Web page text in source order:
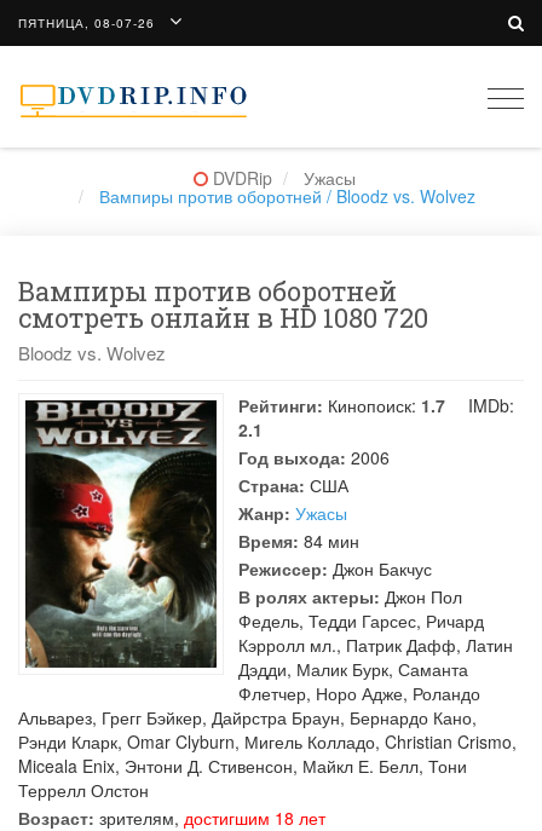
ПЯТНИЦА, 08-07-26
DVDRip Ужасы
Вампиры против оборотней / Bloodz vs. Wolvez
Вампиры против оборотней
смотреть онлайн в HD 1080 720
Bloodz vs. Wolvez
Рейтинги: Кинопоиск: 1.7
IMDb:
2.1
Год выхода: 2006
Страна: США
Жанр: Ужасы
Время: 84 мин
Режиссер: Джон Бакчус
В ролях актеры: Джон Пол
Федель, Тедди Гарсес, Ричард
Кэрролл мл., Патрик Дафф, Латин
Дэдди, Малик Бурк, Саманта
Флетчер, Норо Адже, Роландо
Альварез, Грегг Бэйкер, Дайрстра Браун, Бернардо Кано,
Рэнди Кларк, Omar Clyburn, Мигель Колладо, Christian Crismo,
Miceala Enix, Энтони Д. Стивенсон, Майкл Е. Белл, Тони
Террелл Олстон
Возраст: зрителям, достигшим 18 лет